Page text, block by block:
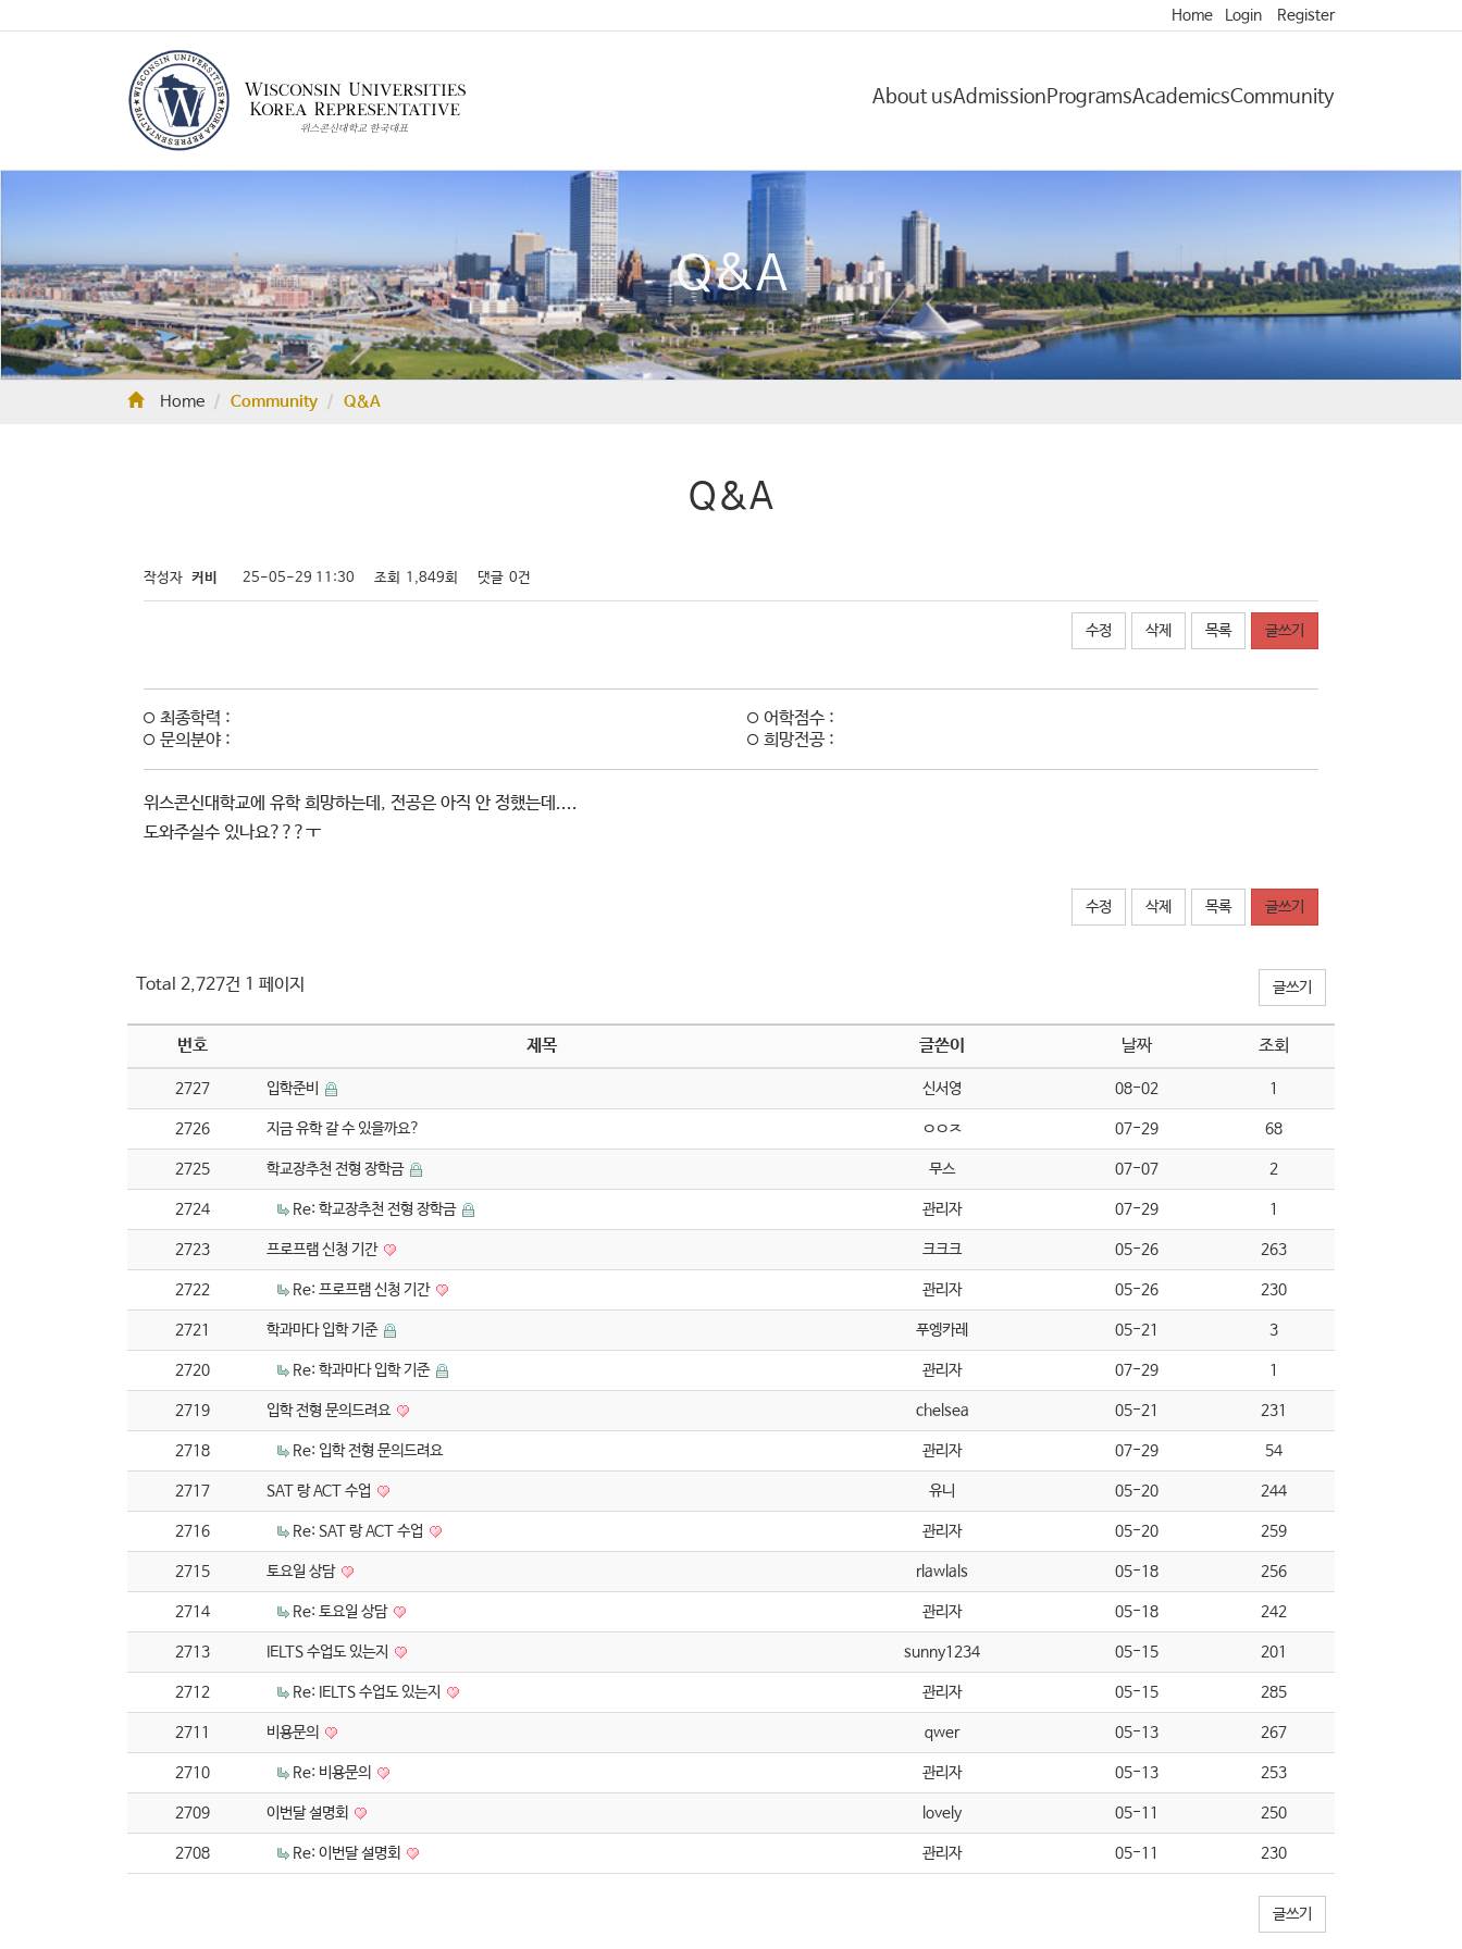
Home Login Register
About usAdmission ProgramsAcademicsCommunity
Q&A
Home Community Q&A
Q&A
작성자 커비 25-05-29 11:30 조회 1,849회 댓글 0건
수정 삭제 목록 글쓰기
최종학력 :
어학점수 :
문의분야 :
희망전공 :
위스콘신대학교에 유학 희망하는데, 전공은 아직 안 정했는데....
도와주실수 있나요???ㅜ
수정 삭제 목록 글쓰기
Total 2,727건 1 페이지 글쓰기
번호 제목 글쓴이 날짜 조회
2727 입학준비 신서영 08-02 1
2726 지금 유학 갈 수 있을까요? ㅇㅇㅈ 07-29 68
2725 학교장추천 전형 장학금 무스 07-07 2
2724 Re: 학교장추천 전형 장학금 관리자 07-29 1
2723 프로프램 신청 기간 크크크 05-26 263
2722 Re: 프로프램 신청 기간 관리자 05-26 230
2721 학과마다 입학 기준 푸엥카레 05-21 3
2720 Re: 학과마다 입학 기준 관리자 07-29 1
2719 입학 전형 문의드려요 chelsea 05-21 231
2718 Re: 입학 전형 문의드려요 관리자 07-29 54
2717 SAT 랑 ACT 수업 유니 05-20 244
2716 Re: SAT 랑 ACT 수업 관리자 05-20 259
2715 토요일 상담 rlawlals 05-18 256
2714 Re: 토요일 상담 관리자 05-18 242
2713 IELTS 수업도 있는지 sunny1234 05-15 201
2712 Re: IELTS 수업도 있는지 관리자 05-15 285
2711 비용문의 qwer 05-13 267
2710 Re: 비용문의 관리자 05-13 253
2709 이번달 설명회 lovely 05-11 250
2708 Re: 이번달 설명회 관리자 05-11 230
글쓰기